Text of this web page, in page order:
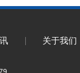
关于我们